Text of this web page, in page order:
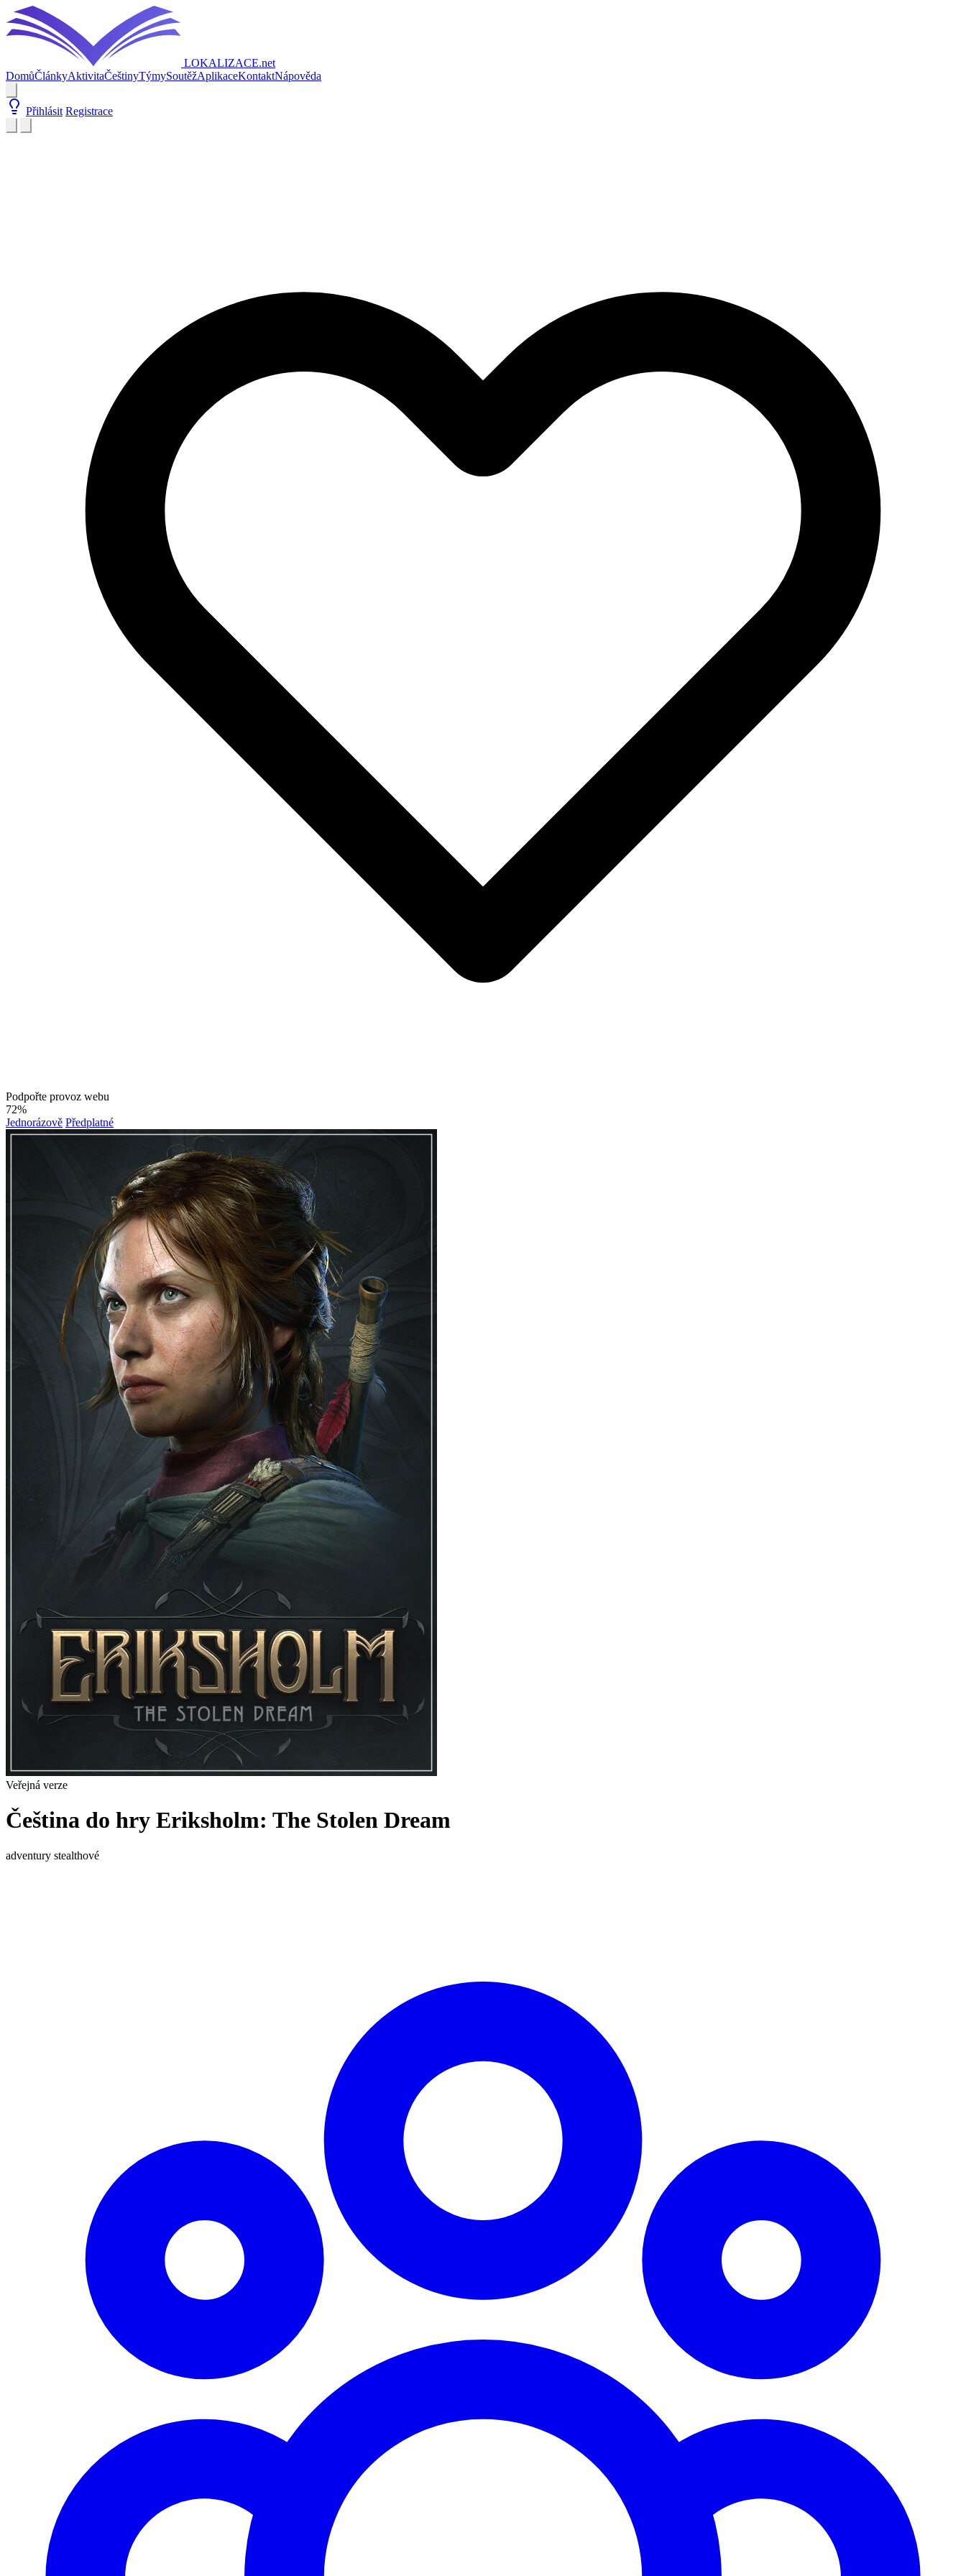
LOKALIZACE.net
DomůČlánkyAktivitaČeštinyTýmySoutěžAplikaceKontaktNápověda
Přihlásit Registrace
Podpořte provoz webu
72%
Jednorázově Předplatné
Veřejná verze
Čeština do hry Eriksholm: The Stolen Dream
adventury stealthové